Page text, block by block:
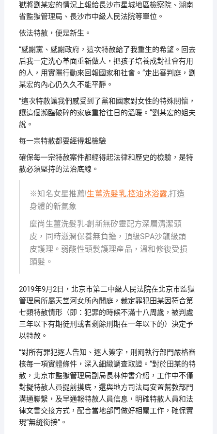
獄將劉某宏的情況上報給長沙市星城地區檢察院、湖南
省監獄管理局、長沙市中級人民法院等單位。
依法特赦，便是新生。
“感謝黨、感謝政府，這次特赦給了我重生的希望。回去
后我一定洗心革面重新做人，把孩子培養成對社會有用
的人，用實際行動來回報國家和社會。”走出審判庭，劉
某宏的內心仍久久不能平靜。
“這次特赦讓我們感受到了黨和國家對女性的特殊關懷，
讓這個瀕臨破碎的家庭重拾往日的溫暖。”劉某宏的姐夫
說。
每一宗特赦都要經得起檢驗
確保每一宗特赦案件都經得起法律和歷史的檢驗，是特
赦必須堅持的法治底線。
※知名女星推薦!生薑洗髮乳,控油沐浴露,打造
身體的新氣象
麼尚生薑洗髮乳-創新無矽靈配方深層清潔頭
皮，同時滋潤保養無負擔，頂級SPA沙龍級頭
皮護理。弱酸性頭髮護理產品，溫和修復受損
頭髮。
2019年9月2日，北京市第二中級人民法院在北京市監獄
管理局所屬天堂河女所內開庭，裁定罪犯田某因符合第
七類特赦情形（即：犯罪的時候不滿十八周歲，被判處
三年以下有期徒刑或者剩餘刑期在一年以下的）決定予
以特赦。
“對所有罪犯逐人告知、逐人簽字，刑罰執行部門嚴格審
核每一項實體條件，深入細緻調查取證。”對於田某的特
赦，北京市監獄管理局副局長林仲書介紹，工作中不僅
對擬特赦人員提前摸底，還與地方司法局安置幫教部門
溝通聯繫，及早通報特赦人員信息，明確特赦人員和法
律文書交接方式，配合當地部門做好相關工作，確保實
現“無縫銜接”。